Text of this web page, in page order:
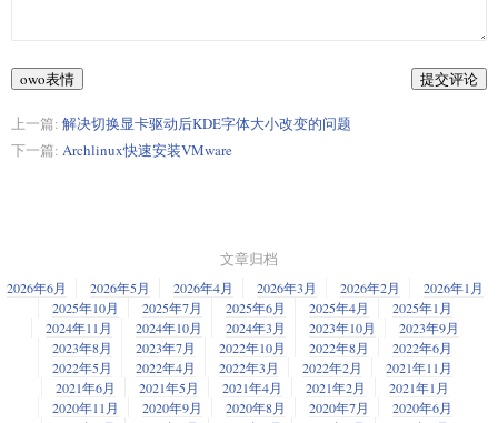
owo表情 提交评论
上一篇: 解决切换显卡驱动后KDE字体大小改变的问题
下一篇: Archlinux快速安装VMware
文章归档
2026年6月 2026年5月 2026年4月 2026年3月 2026年2月
2026年1月
2025年10月
2025年7月 2025年6月 2025年4月
2025年1月
2024年11月
2024年10月 2024年3月 2023年10月
2023年9月
2023年8月
2023年7月 2022年10月 2022年8月
2022年6月
2022年5月
2022年4月 2022年3月 2022年2月
2021年11月
2021年6月
2021年5月 2021年4月 2021年2月
2021年1月
2020年11月
2020年9月 2020年8月 2020年7月
2020年6月